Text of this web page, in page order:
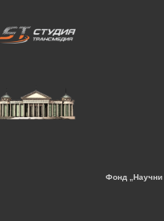
Фонд „Научни